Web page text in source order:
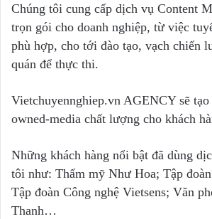
Chúng tôi cung cấp dịch vụ Content
trọn gói cho doanh nghiệp, từ việc
phù hợp, cho tới đào tạo, vạch chiến
quán để thực thi.
Vietchuyennghiep.vn AGENCY sẽ tạo
owned-media chất lượng cho khách
Những khách hàng nổi bật đã dùng
tôi như: Thẩm mỹ Như Hoa; Tập
Tập đoàn Công nghệ Vietsens; Văn
Thanh…